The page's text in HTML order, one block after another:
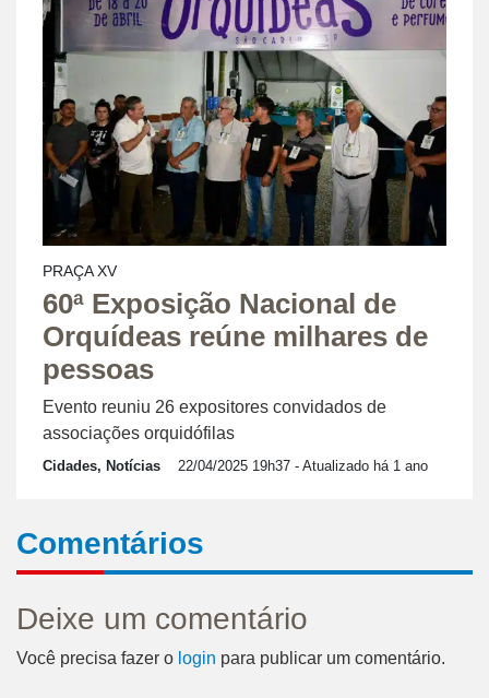
PRAÇA XV
60ª Exposição Nacional de
Orquídeas reúne milhares de
pessoas
Evento reuniu 26 expositores convidados de
associações orquidófilas
Cidades, Notícias 22/04/2025 19h37 - Atualizado há 1 ano
Comentários
Deixe um comentário
Você precisa fazer o login para publicar um comentário.